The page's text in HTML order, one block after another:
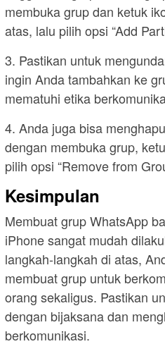
membuka grup dan ketuk
atas, lalu pilih opsi “Add
3. Pastikan untuk
ingin Anda tambahkan ke
mematuhi etika
4. Anda juga bisa
dengan membuka grup,
pilih opsi “Remove from
Kesimpulan
Membuat grup WhatsApp
iPhone sangat mudah
langkah-langkah di atas,
membuat grup untuk
orang sekaligus. Pastikan
dengan bijaksana dan
berkomunikasi.